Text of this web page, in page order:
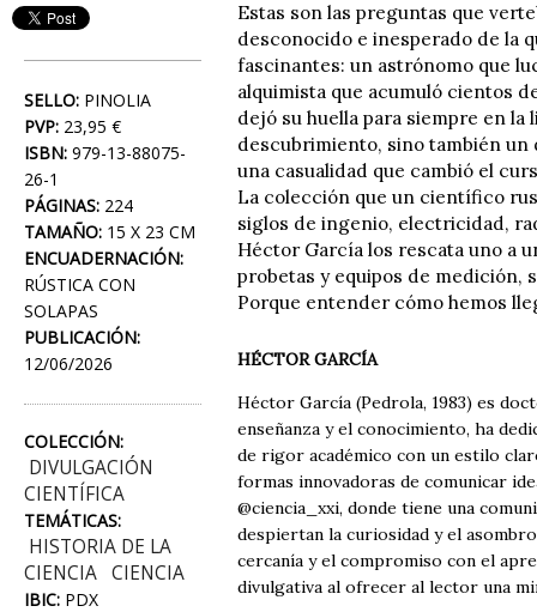
SELLO: PINOLIA
PVP: 23,95 €
ISBN: 979-13-88075-
26-1
PÁGINAS: 224
TAMAÑO: 15 X 23 CM
ENCUADERNACIÓN:
RÚSTICA CON
SOLAPAS
PUBLICACIÓN:
12/06/2026
COLECCIÓN:
DIVULGACIÓN
CIENTÍFICA
TEMÁTICAS:
HISTORIA DE LA
CIENCIA CIENCIA
IBIC: PDX
Estas son las preguntas que
desconocido e inesperado de la
fascinantes: un astrónomo que
alquimista que acumuló cientos
dejó su huella para siempre en
descubrimiento, sino también un
una casualidad que cambió el
La colección que un científico
siglos de ingenio, electricidad,
Héctor García los rescata uno a
probetas y equipos de medición,
Porque entender cómo hemos
HÉCTOR GARCÍA
Héctor García (Pedrola, 1983) es
enseñanza y el conocimiento, ha
de rigor académico con un estilo
formas innovadoras de comunicar
@ciencia_xxi, donde tiene una
despiertan la curiosidad y el
cercanía y el compromiso con el
divulgativa al ofrecer al lector una